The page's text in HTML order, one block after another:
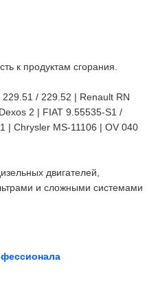
к продуктам сгорания.
229.51 / 229.52 | Renault RN
2 | FIAT 9.55535-S1 /
| Chrysler MS-11106 | OV 040
двигателей,
и сложными системами